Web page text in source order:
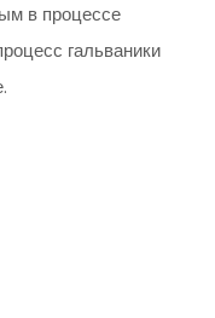
в процессе
гальваники